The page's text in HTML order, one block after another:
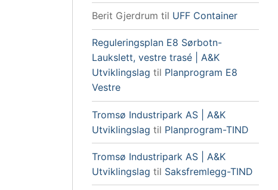
Berit Gjerdrum til UFF Container
Reguleringsplan E8 Sørbotn-
Laukslett, vestre trasé | A&K
Utviklingslag til Planprogram E8
Vestre
Tromsø Industripark AS | A&K
Utviklingslag til Planprogram-TIND
Tromsø Industripark AS | A&K
Utviklingslag til Saksfremlegg-TIND